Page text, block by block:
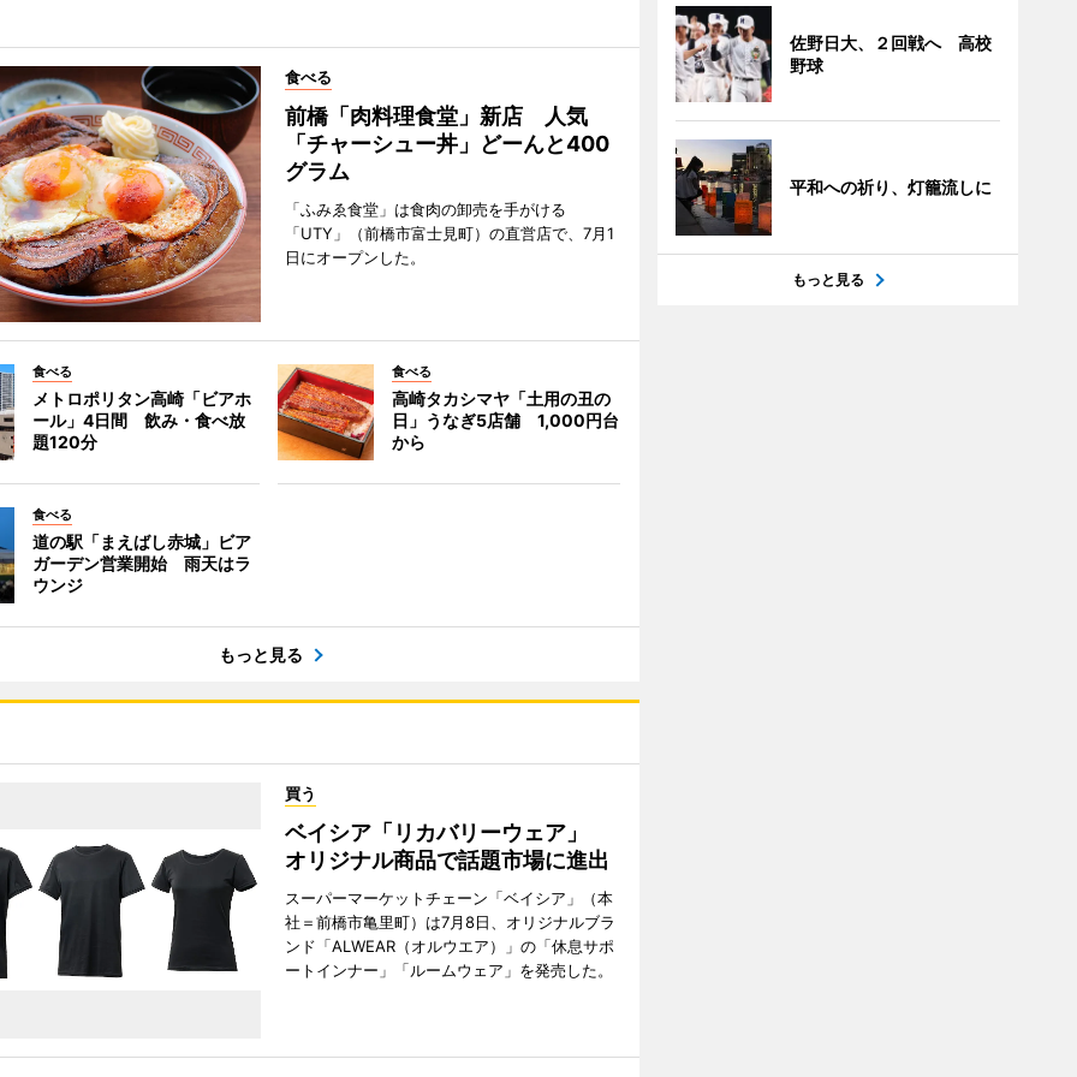
食べる
前橋「肉料理食堂」新店 人気
「チャーシュー丼」どーんと400
グラム
「ふみゑ食堂」は食肉の卸売を手がける
「UTY」（前橋市富士見町）の直営店で、7月1
日にオープンした。
食べる
メトロポリタン高崎「ビアホ
ール」4日間 飲み・食べ放
題120分
食べる
高崎タカシマヤ「土用の丑の
日」うなぎ5店舗 1,000円台
から
食べる
道の駅「まえばし赤城」ビア
ガーデン営業開始 雨天はラ
ウンジ
もっと見る
買う
ベイシア「リカバリーウェア」
オリジナル商品で話題市場に進出
スーパーマーケットチェーン「ベイシア」（本
社＝前橋市亀里町）は7月8日、オリジナルブラ
ンド「ALWEAR（オルウエア）」の「休息サポ
ートインナー」「ルームウェア」を発売した。
佐野日大、２回戦へ 高校
野球
平和への祈り、灯籠流しに
もっと見る